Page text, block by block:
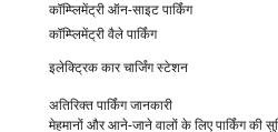
कॉम्प्लिमेंट्री ऑन-साइट पार्किंग
कॉम्प्लिमेंट्री वैले पार्किंग
इलेक्ट्रिक कार चार्जिंग स्टेशन
अतिरिक्त पार्किंग जानकारी
मेहमानों और आने-जाने वालों के लिए पार्किंग की